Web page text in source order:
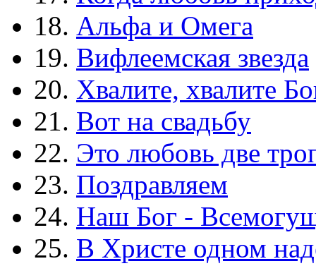
18. Альфа и Омега
19. Вифлеемская звезда
20. Хвалите, хвалите
21. Вот на свадьбу
22. Это любовь две
23. Поздравляем
24. Наш Бог -
25. В Христе одном